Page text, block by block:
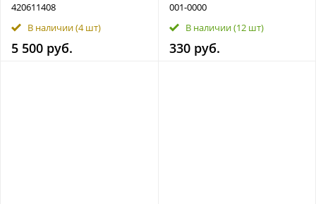
420611408
В наличии(4 шт)
5 500 руб.
001-0000
В наличии(12 шт)
330 руб.